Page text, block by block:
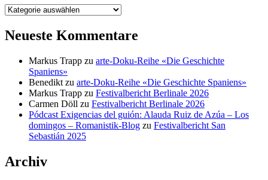
Kategorien
Neueste Kommentare
Markus Trapp zu arte-Doku-Reihe «Die Geschichte
Spaniens»
Benedikt zu arte-Doku-Reihe «Die Geschichte Spaniens»
Markus Trapp zu Festivalbericht Berlinale 2026
Carmen Döll zu Festivalbericht Berlinale 2026
Pódcast Exigencias del guión: Alauda Ruiz de Azúa – Los
domingos – Romanistik-Blog zu Festivalbericht San
Sebastián 2025
Archiv